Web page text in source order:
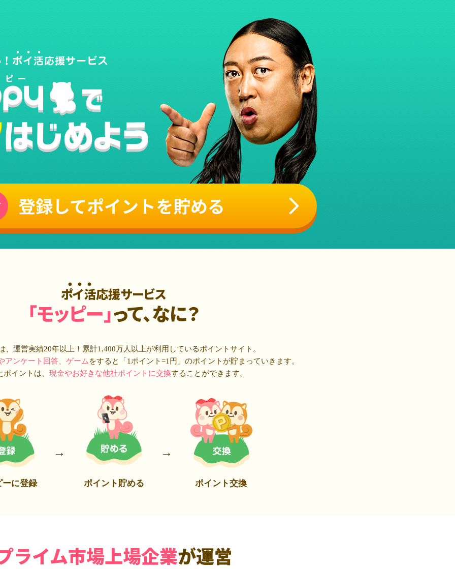
登録してポイントを貯める
ポイ活応援サービス
「モッピー」って、なに？
、運営実績20年以上！累計1,400万人 以上が利用しているポイントサイト。
アンケート回答、ゲーム をすると「1ポイント=1円」のポイントが貯まっていきます。
ポイントは、 現金やお好きな他社ポイントに交換することができます。
ーに登録 ポイント貯める ポイント交換
ライム市場上場企業が運営